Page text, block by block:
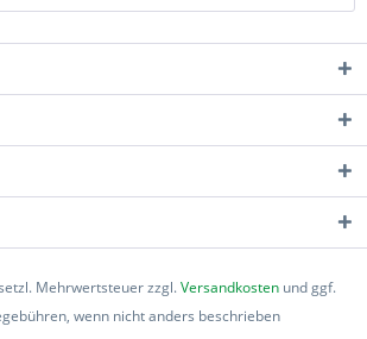
Mehrwertsteuer zzgl.Versandkosten und ggf.
wenn nicht anders beschrieben